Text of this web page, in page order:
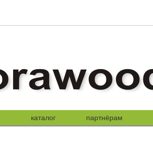
каталог партнёрам